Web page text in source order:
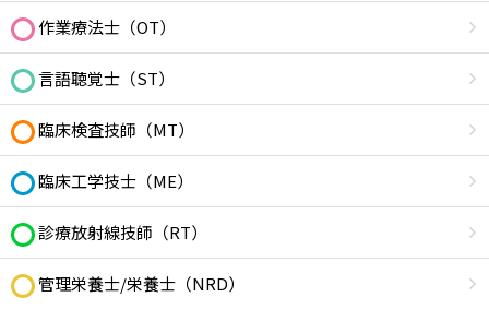
作業療法士（OT）
言語聴覚士（ST）
臨床検査技師（MT）
臨床工学技士（ME）
診療放射線技師（RT）
管理栄養士/栄養士（NRD）